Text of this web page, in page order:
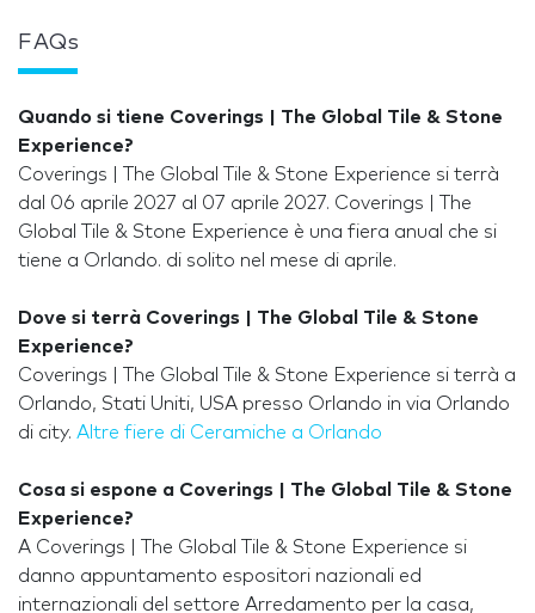
FAQs
Quando si tiene Coverings | The Global Tile & Stone
Experience?
Coverings | The Global Tile & Stone Experience si terrà
dal 06 aprile 2027 al 07 aprile 2027. Coverings | The
Global Tile & Stone Experience è una fiera anual che si
tiene a Orlando. di solito nel mese di aprile.
Dove si terrà Coverings | The Global Tile & Stone
Experience?
Coverings | The Global Tile & Stone Experience si terrà a
Orlando, Stati Uniti, USA presso Orlando in via Orlando
di city. Altre fiere di Ceramiche a Orlando
Cosa si espone a Coverings | The Global Tile & Stone
Experience?
A Coverings | The Global Tile & Stone Experience si
danno appuntamento espositori nazionali ed
internazionali del settore Arredamento per la casa,